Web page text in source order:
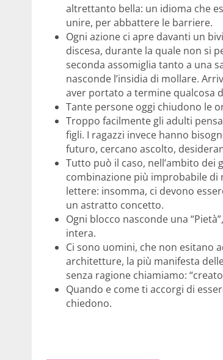
altrettanto bella: un idioma che
unire, per abbattere le barriere.
Ogni azione ci apre davanti un
discesa, durante la quale non si
seconda assomiglia tanto a una
nasconde l’insidia di mollare.
aver portato a termine qualcosa
Tante persone oggi chiudono le
Troppo facilmente gli adulti
figli. I ragazzi invece hanno
futuro, cercano ascolto,
Tutto può il caso, nell’ambito dei
combinazione più improbabile di
lettere: insomma, ci devono
un astratto concetto.
Ogni blocco nasconde una
intera.
Ci sono uomini, che non esitano
architetture, la più manifesta
senza ragione chiamiamo:
Quando e come ti accorgi di
chiedono.